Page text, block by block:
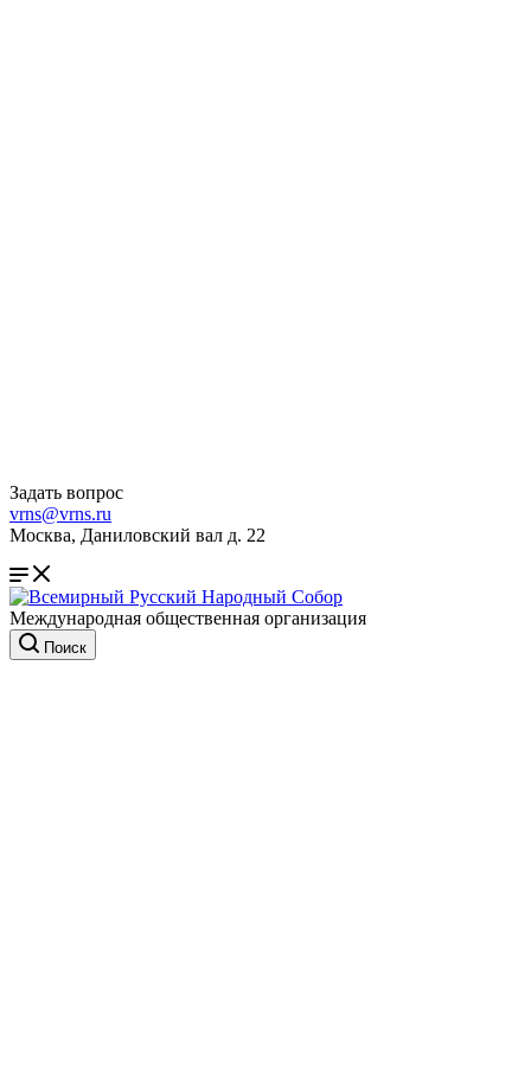
Задать вопрос
vrns@vrns.ru
Москва, Даниловский вал д. 22
Международная общественная организация
Поиск